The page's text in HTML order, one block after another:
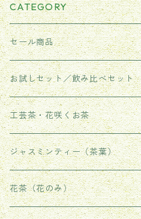
CATEGORY
セール商品
お試しセット／飲み比べセット
工芸茶・花咲くお茶
ジャスミンティー（茶葉）
花茶（花のみ）